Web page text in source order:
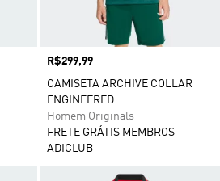
Preço
R$299,99
CAMISETA ARCHIVE COLLAR
ENGINEERED
Homem Originals
FRETE GRÁTIS MEMBROS
ADICLUB